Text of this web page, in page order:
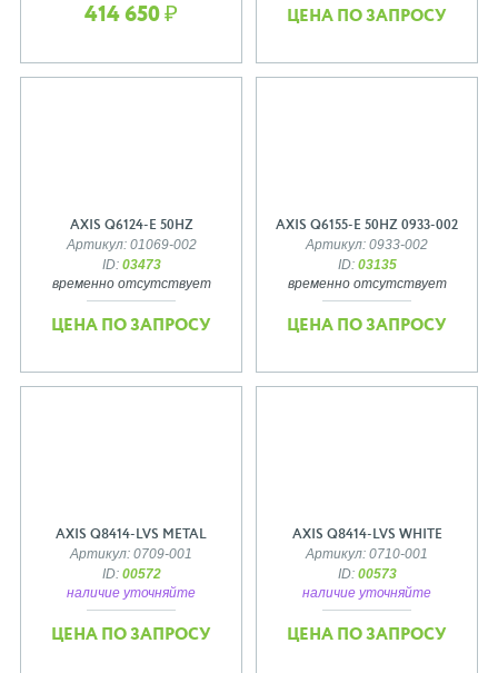
414 650 ₽ ЦЕНА ПО ЗАПРОСУ
AXIS Q6124-E 50HZ
Артикул: 01069-002
ID: 03473
временно отсутствует
ЦЕНА ПО ЗАПРОСУ
AXIS Q6155-E 50HZ 0933-002
Артикул: 0933-002
ID: 03135
временно отсутствует
ЦЕНА ПО ЗАПРОСУ
AXIS Q8414-LVS METAL
Артикул: 0709-001
ID: 00572
наличие уточняйте
ЦЕНА ПО ЗАПРОСУ
AXIS Q8414-LVS WHITE
Артикул: 0710-001
ID: 00573
наличие уточняйте
ЦЕНА ПО ЗАПРОСУ